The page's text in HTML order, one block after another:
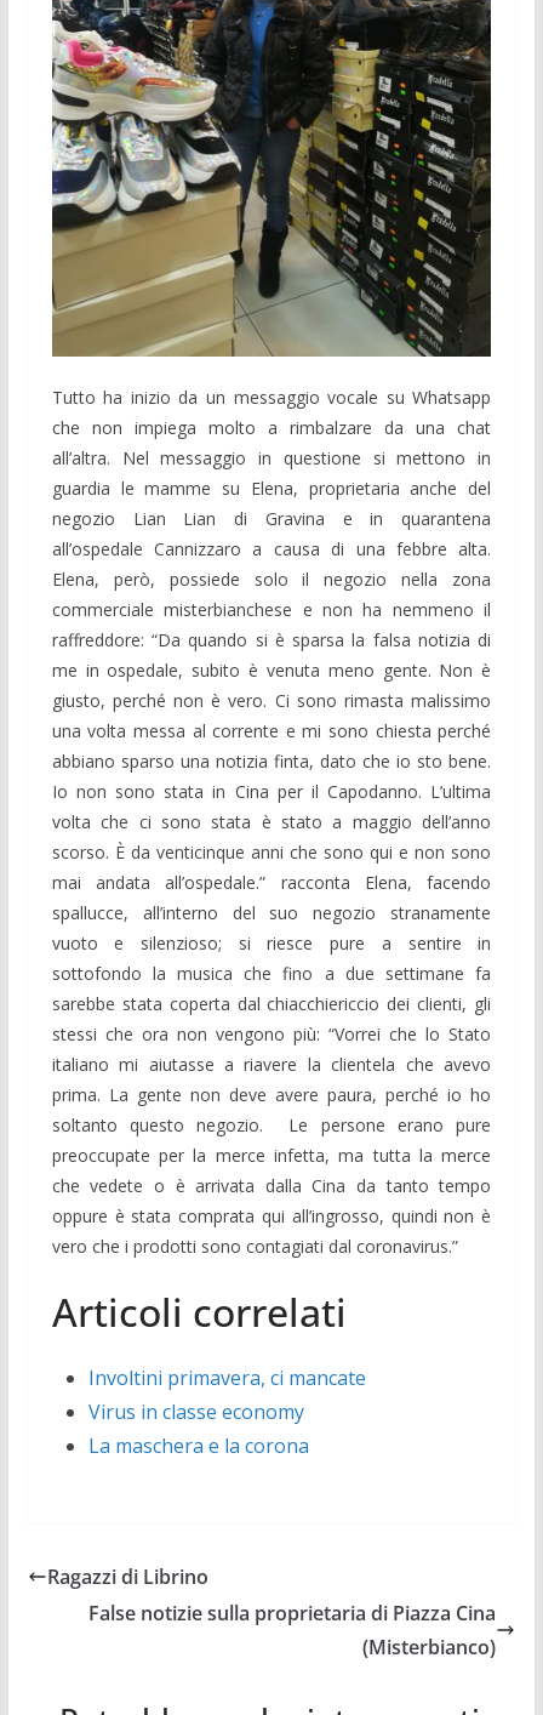
Tutto ha inizio da un messaggio vocale su Whatsapp
che non impiega molto a rimbalzare da una chat
all’altra. Nel messaggio in questione si mettono in
guardia le mamme su Elena, proprietaria anche del
negozio Lian Lian di Gravina e in quarantena
all’ospedale Cannizzaro a causa di una febbre alta.
Elena, però, possiede solo il negozio nella zona
commerciale misterbianchese e non ha nemmeno il
raffreddore: “Da quando si è sparsa la falsa notizia di
me in ospedale, subito è venuta meno gente. Non è
giusto, perché non è vero. Ci sono rimasta malissimo
una volta messa al corrente e mi sono chiesta perché
abbiano sparso una notizia finta, dato che io sto bene.
Io non sono stata in Cina per il Capodanno. L’ultima
volta che ci sono stata è stato a maggio dell’anno
scorso. È da venticinque anni che sono qui e non sono
mai andata all’ospedale.” racconta Elena, facendo
spallucce, all’interno del suo negozio stranamente
vuoto e silenzioso; si riesce pure a sentire in
sottofondo la musica che fino a due settimane fa
sarebbe stata coperta dal chiacchiericcio dei clienti, gli
stessi che ora non vengono più: “Vorrei che lo Stato
italiano mi aiutasse a riavere la clientela che avevo
prima. La gente non deve avere paura, perché io ho
soltanto questo negozio. Le persone erano pure
preoccupate per la merce infetta, ma tutta la merce
che vedete o è arrivata dalla Cina da tanto tempo
oppure è stata comprata qui all’ingrosso, quindi non è
vero che i prodotti sono contagiati dal coronavirus.”
Articoli correlati
Involtini primavera, ci mancate
Virus in classe economy
La maschera e la corona
Ragazzi di Librino
False notizie sulla proprietaria di Piazza Cina
(Misterbianco)